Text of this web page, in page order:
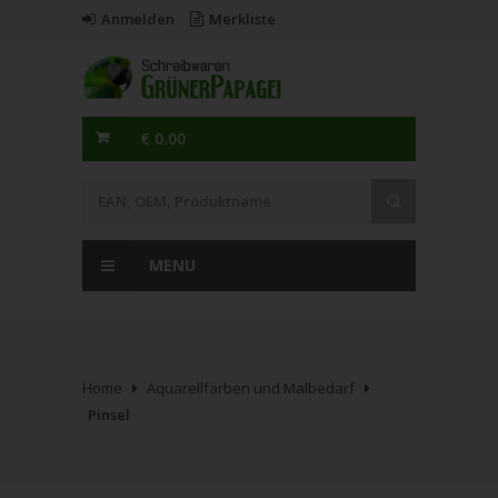
Anmelden Merkliste
€ 0.00
MENU
Home
Aquarellfarben und Malbedarf
Pinsel